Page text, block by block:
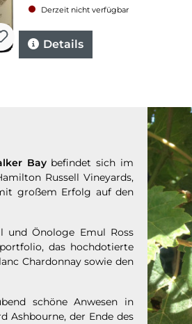
Derzeit nicht verfügbar
Details
Bay befindet sich im
Russell Vineyards,
großem Erfolg auf den
und Önologe Emul Ross
das hochdotierte
Chardonnay sowie den
schöne Anwesen in
Ashbourne, der Ende des